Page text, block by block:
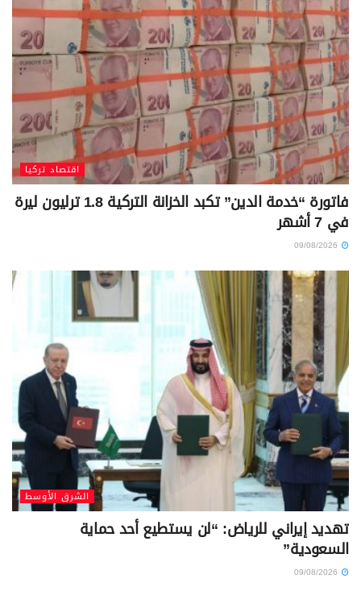
اقتصاد تركيا
فاتورة “خدمة الدين” تكبد الخزانة التركية 1.8 ترليون ليرة
في 7 أشهر
الشرق الأوسط
تهديد إيراني للرياض: “لن يستطيع أحد حماية
السعودية”